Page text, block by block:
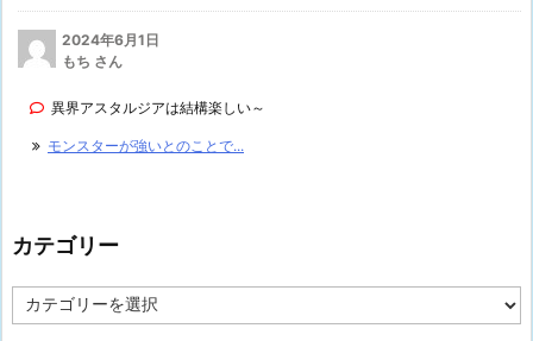
2024年6月1日
もち さん
異界アスタルジアは結構楽しい～
モンスターが強いとのことで...
カテゴリー
テ